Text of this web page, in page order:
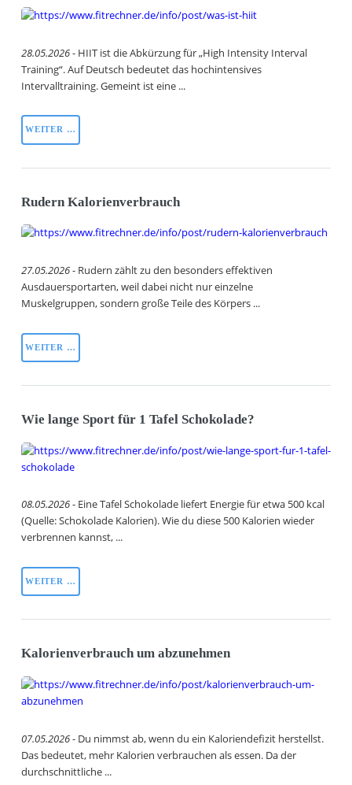
28.05.2026- HIIT ist die Abkürzung für „High Intensity Interval
Training“. Auf Deutsch bedeutet das hochintensives
Intervalltraining. Gemeint ist eine ...
WEITER …
Rudern Kalorienverbrauch
27.05.2026- Rudern zählt zu den besonders effektiven
Ausdauersportarten, weil dabei nicht nur einzelne
Muskelgruppen, sondern große Teile des Körpers ...
WEITER …
Wie lange Sport für 1 Tafel Schokolade?
08.05.2026- Eine Tafel Schokolade liefert Energie für etwa 500 kcal
(Quelle: Schokolade Kalorien). Wie du diese 500 Kalorien wieder
verbrennen kannst, ...
WEITER …
Kalorienverbrauch um abzunehmen
07.05.2026- Du nimmst ab, wenn du ein Kaloriendefizit herstellst.
Das bedeutet, mehr Kalorien verbrauchen als essen. Da der
durchschnittliche ...